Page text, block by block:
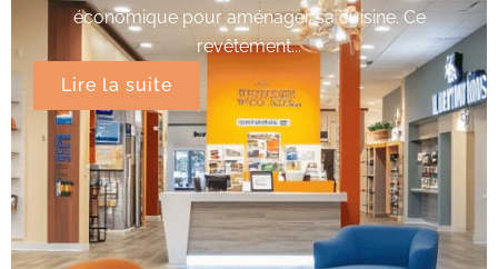
économique pour aménager sa cuisine. Ce
revêtement...
Lire la suite